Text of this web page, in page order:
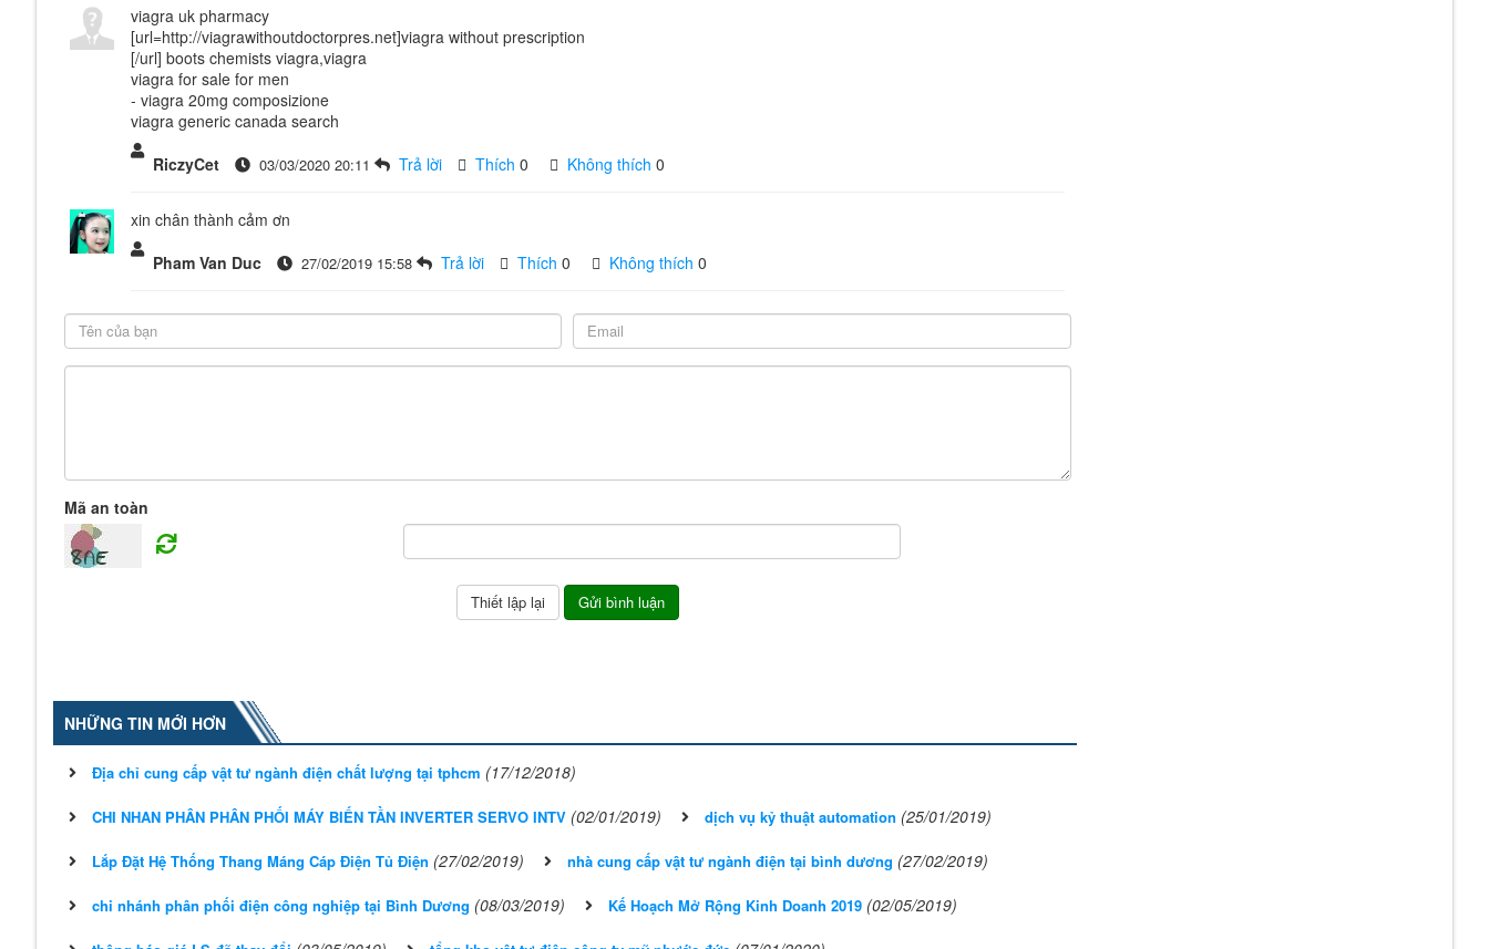
viagra uk pharmacy
[url=http://viagrawithoutdoctorpres.net]viagra without prescription
[/url] boots chemists viagra,viagra
viagra for sale for men
- viagra 20mg composizione
viagra generic canada search
RiczyCet
03/03/2020 20:11 Trả lời Thích 0 Không thích 0
xin chân thành cảm ơn
Pham Van Duc
27/02/2019 15:58 Trả lời Thích 0 Không thích 0
Mã an toàn
NHỮNG TIN MỚI HƠN
Địa chỉ cung cấp vật tư ngành điện chất lượng tại tphcm (17/12/2018)
CHI NHAN PHÂN PHÂN PHỐI MÁY BIẾN TẦN INVERTER SERVO INTV (02/01/2019) dịch vụ kỷ thuật automation (25/01/2019)
Lắp Đặt Hệ Thống Thang Máng Cáp Điện Tủ Điện (27/02/2019) nhà cung cấp vật tư ngành điện tại bình dương (27/02/2019)
chi nhánh phân phối điện công nghiệp tại Bình Dương (08/03/2019) Kế Hoạch Mở Rộng Kinh Doanh 2019 (02/05/2019)